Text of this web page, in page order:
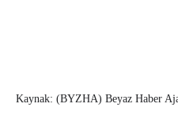
Kaynak: (BYZHA) Beyaz Haber